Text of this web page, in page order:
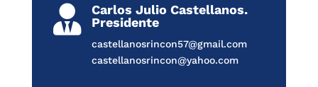

Carlos Julio Castellanos.
Presidente
castellanosrincon57@gmail.com
castellanosrincon@yahoo.com